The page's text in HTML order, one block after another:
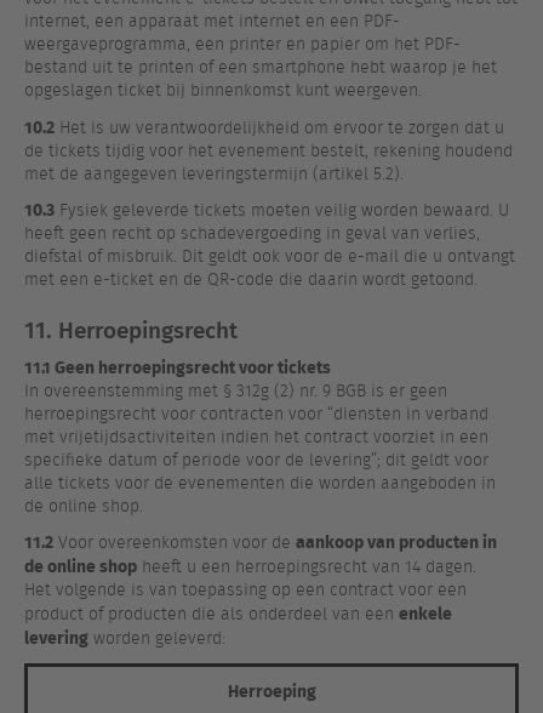
internet, een apparaat met internet en een PDF-
weergaveprogramma, een printer en papier om het PDF-
bestand uit te printen of een smartphone hebt waarop je het
opgeslagen ticket bij binnenkomst kunt weergeven.
10.2 Het is uw verantwoordelijkheid om ervoor te zorgen dat u
de tickets tijdig voor het evenement bestelt, rekening houdend
met de aangegeven leveringstermijn (artikel 5.2).
10.3 Fysiek geleverde tickets moeten veilig worden bewaard. U
heeft geen recht op schadevergoeding in geval van verlies,
diefstal of misbruik. Dit geldt ook voor de e-mail die u ontvangt
met een e-ticket en de QR-code die daarin wordt getoond.
11. Herroepingsrecht
11.1 Geen herroepingsrecht voor tickets
In overeenstemming met § 312g (2) nr. 9 BGB is er geen
herroepingsrecht voor contracten voor “diensten in verband
met vrijetijdsactiviteiten indien het contract voorziet in een
specifieke datum of periode voor de levering”; dit geldt voor
alle tickets voor de evenementen die worden aangeboden in
de online shop.
11.2 Voor overeenkomsten voor de aankoop van producten in
de online shop heeft u een herroepingsrecht van 14 dagen.
Het volgende is van toepassing op een contract voor een
product of producten die als onderdeel van een enkele
levering worden geleverd:
Herroeping